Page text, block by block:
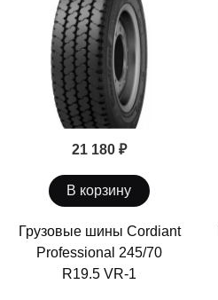
21 180 ₽
В корзину
Грузовые шины Cordiant
Professional 245/70
R19.5 VR-1